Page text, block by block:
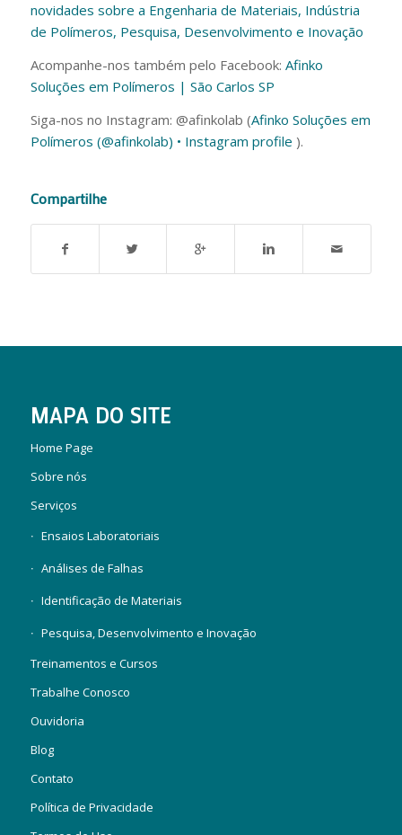
novidades sobre a Engenharia de Materiais, Indústria
de Polímeros, Pesquisa, Desenvolvimento e Inovação
Acompanhe-nos também pelo Facebook: Afinko
Soluções em Polímeros | São Carlos SP
Siga-nos no Instagram: @‌afinkolab (Afinko Soluções em
Polímeros (@afinkolab) • Instagram profile ).
Compartilhe
MAPA DO SITE
Home Page
Sobre nós
Serviços
Ensaios Laboratoriais
Análises de Falhas
Identificação de Materiais
Pesquisa, Desenvolvimento e Inovação
Treinamentos e Cursos
Trabalhe Conosco
Ouvidoria
Blog
Contato
Política de Privacidade